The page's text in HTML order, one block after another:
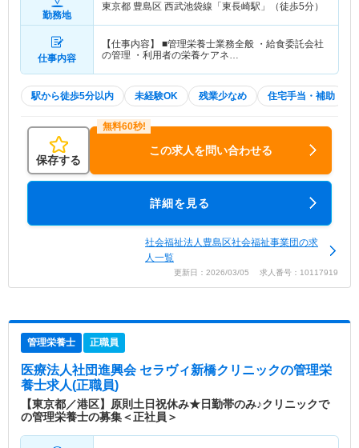
勤務地
東京都 豊島区 西武池袋線「東長崎駅」（徒歩5分）
仕事内容
【仕事内容】 ■管理栄養士業務全般 ・給食委託会社
の管理 ・利用者の栄養ケアネ…
駅から徒歩5分以内 未経験OK 残業少なめ 住宅手当・補助
保存する
この求人を問い合わせる
詳細を見る
社会福祉法人豊島区社会福祉事業団の求
人一覧
更新日：2026/03/05 求人番号：10117919
管理栄養士 正職員
医療法人社団進興会 セラヴィ新橋クリニックの管理栄
養士求人(正職員)
【東京都／港区】原則土日祝休み★日勤帯のみ♪クリニックで
の管理栄養士の募集＜正社員＞